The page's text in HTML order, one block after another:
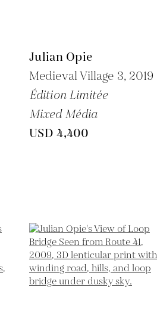
Julian Opie
Medieval Village 3, 2019
Édition Limitée
Mixed Média
USD 4,400